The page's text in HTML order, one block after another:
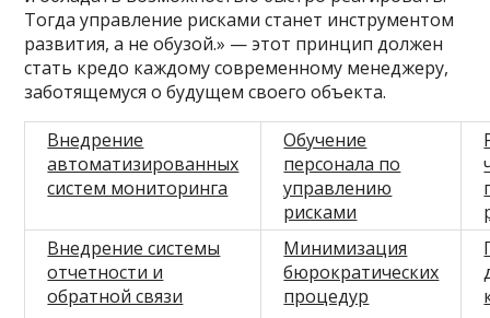
Тогда управление рисками станет инструментом
развития, а не обузой.» — этот принцип должен
стать кредо каждому современному менеджеру,
заботящемуся о будущем своего объекта.
Внедрение
автоматизированных
систем мониторинга
Обучение
персонала по
управлению
рисками
Внедрение системы
отчетности и
обратной связи
Минимизация
бюрократических
процедур